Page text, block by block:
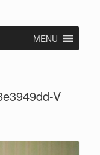
MENU
V